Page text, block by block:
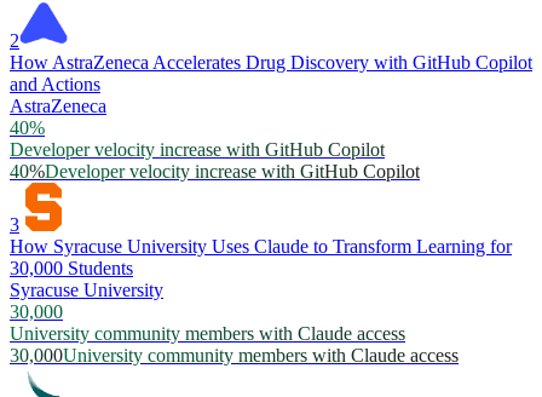
2
How AstraZeneca Accelerates Drug Discovery with GitHub Copilot
and Actions
AstraZeneca
40%
Developer velocity increase with GitHub Copilot
40%Developer velocity increase with GitHub Copilot
3
How Syracuse University Uses Claude to Transform Learning for
30,000 Students
Syracuse University
30,000
University community members with Claude access
30,000University community members with Claude access